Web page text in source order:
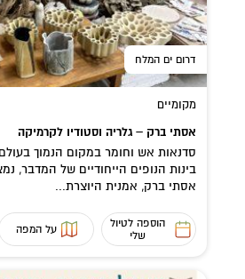
דרום ים המלח
מקומיים
אסתי ברק – גלריה וסטודיו לקרמיקה
סדנאות אש וחומר במקום הנמוך
בינות הנופים הייחודיים של המדבר,
אסתי ברק, אמנית היוצרת...
הוספה לטיול
שלי
על המפה